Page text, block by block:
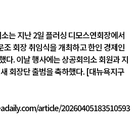
는 지난 2일 플러싱 디모스연회장에서
조 회장 취임식을 개최하고 한인 경제인
다. 이날 행사에는 상공회의소 회원과 지
회장단 출범을 축하했다. [대뉴욕지구
article/20260405183510593